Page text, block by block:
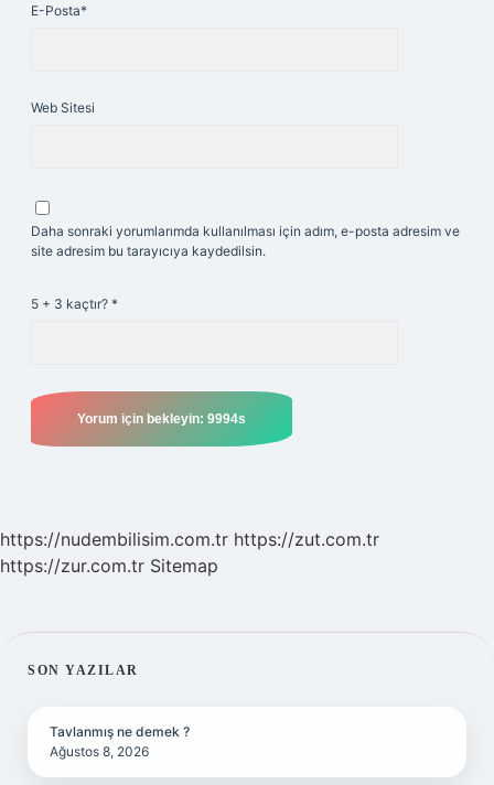
E-Posta*
Web Sitesi
Daha sonraki yorumlarımda kullanılması için adım, e-posta adresim ve
site adresim bu tarayıcıya kaydedilsin.
5 + 3 kaçtır? *
https://nudembilisim.com.tr https://zut.com.tr
https://zur.com.tr Sitemap
SIDEBAR
SON YAZILAR
Tavlanmış ne demek ?
Ağustos 8, 2026